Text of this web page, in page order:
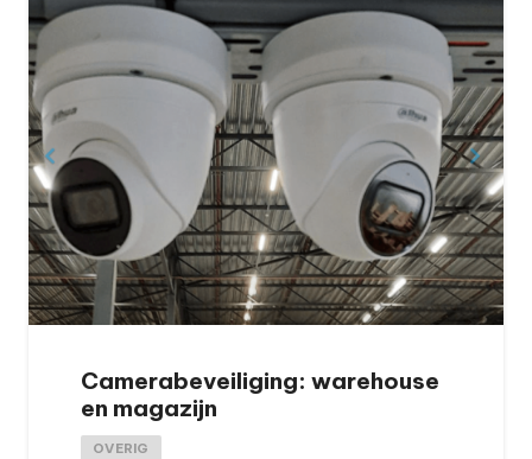
Camerabeveiliging: warehouse
en magazijn
OVERIG